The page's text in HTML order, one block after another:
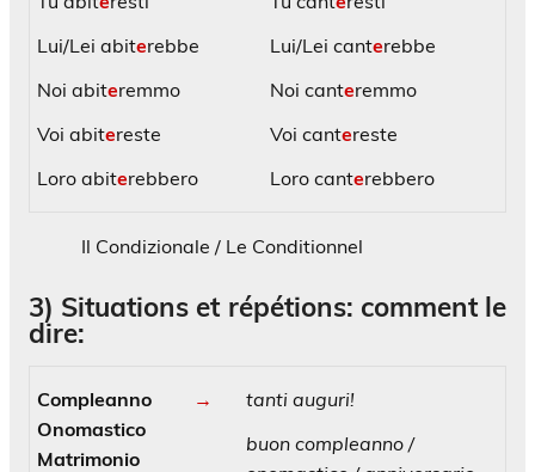
Lui/Lei abiterebbe
Noi abiteremmo
Voi abitereste
Loro abiterebbero
Lui/Lei canterebbe
Noi canteremmo
Voi cantereste
Loro canterebbero
Il Condizionale / Le Conditionnel
3) Situations et répétions: comment le
dire:
Compleanno
Onomastico
Matrimonio
→
tanti auguri!
buon compleanno /